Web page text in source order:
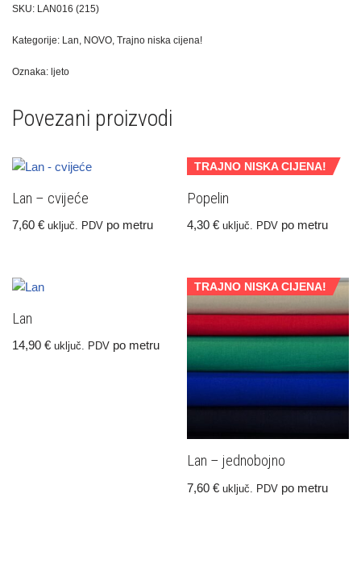
SKU: LAN016 (215)
Kategorije: Lan, NOVO, Trajno niska cijena!
Oznaka: ljeto
Povezani proizvodi
Lan – cvijeće
7,60 € uključ. PDV po metru
TRAJNO NISKA CIJENA!
Popelin
4,30€ uključ. PDV po metru
Lan
14,90 € uključ. PDV po metru
TRAJNO NISKA CIJENA!
Lan – jednobojno
7,60€ uključ. PDV po metru